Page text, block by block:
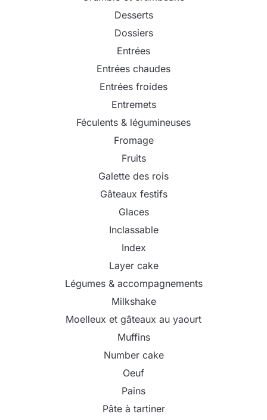
Desserts
Dossiers
Entrées
Entrées chaudes
Entrées froides
Entremets
Féculents & légumineuses
Fromage
Fruits
Galette des rois
Gâteaux festifs
Glaces
Inclassable
Index
Layer cake
Légumes & accompagnements
Milkshake
Moelleux et gâteaux au yaourt
Muffins
Number cake
Oeuf
Pains
Pâte à tartiner